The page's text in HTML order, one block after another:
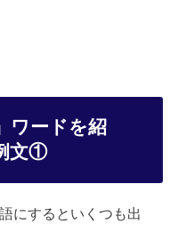
ワードを紹
文①
にするといくつも出